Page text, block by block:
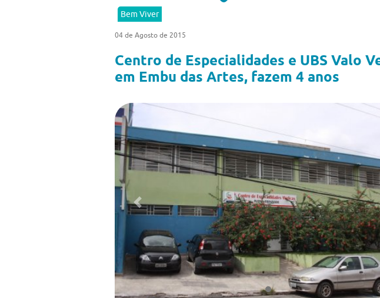
Bem Viver
04 de Agosto de 2015
Centro de Especialidades e UBS Valo
em Embu das Artes, fazem 4 anos
Previous